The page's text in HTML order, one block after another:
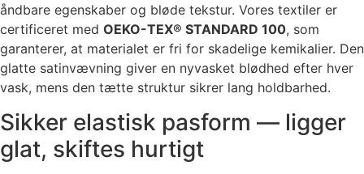
åndbare egenskaber og bløde tekstur. Vores textiler er
certificeret med OEKO-TEX® STANDARD 100, som
garanterer, at materialet er fri for skadelige kemikalier. Den
glatte satinvævning giver en nyvasket blødhed efter hver
vask, mens den tætte struktur sikrer lang holdbarhed.
Sikker elastisk pasform — ligger
glat, skiftes hurtigt